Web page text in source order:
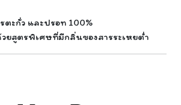
ตะกั่ว และปรอท 100%
ยสูตรพิเศษที่มีกลิ่นของสารระเหยต่ำ